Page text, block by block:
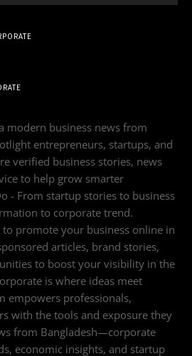
modern business news from
entrepreneurs, startups, and
verified business stories, news
to help grow smarter
- From startup stories to business
to corporate trend.
promote your business online in
articles, brand stories,
to boost your visibility in the
is where ideas meet
empowers professionals,
with the tools and exposure they
from Bangladesh—corporate
economic insights, and startup